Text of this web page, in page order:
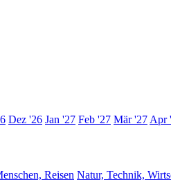
Dez '26 Jan '27 Feb '27 Mär '27 Apr
Reisen Natur, Technik,